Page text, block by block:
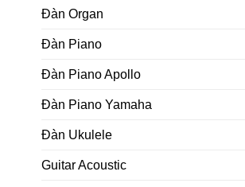
Đàn Organ
Đàn Piano
Đàn Piano Apollo
Đàn Piano Yamaha
Đàn Ukulele
Guitar Acoustic